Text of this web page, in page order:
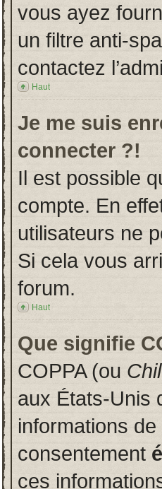
vous ayez
un filtre anti-
contactez
Haut
Je me suis
connecter ?!
Il est possible
compte. En
utilisateurs ne
Si cela vous
forum.
Haut
Que signifie
COPPA (ou
aux États-Unis
informations
consentement
ces